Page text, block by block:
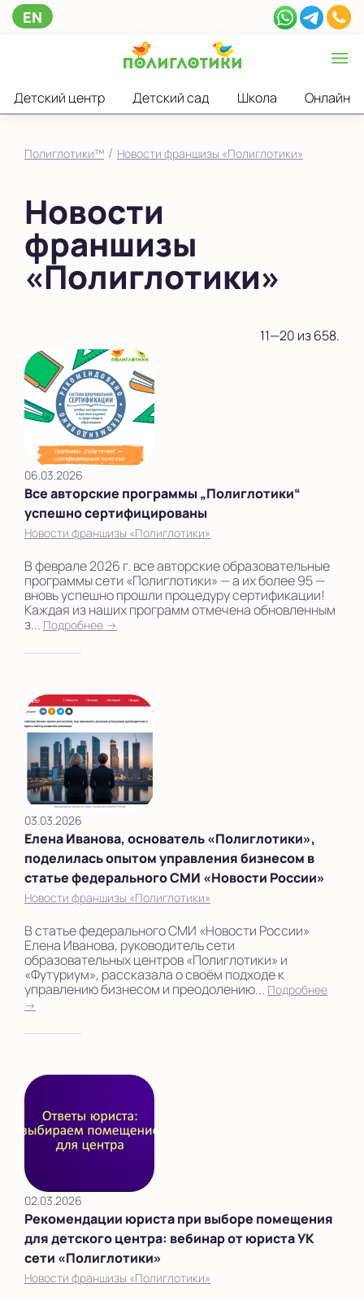
EN
Детский центр Детский сад Школа Онлайн
Полиглотики™ / Новости франшизы «Полиглотики»
Новости
франшизы
«Полиглотики»
11—20 из 658.
06.03.2026
Все авторские программы „Полиглотики“
успешно сертифицированы
Новости франшизы «Полиглотики»
В феврале 2026 г. все авторские образовательные
программы сети «Полиглотики» — а их более 95 —
вновь успешно прошли процедуру сертификации!
Каждая из наших программ отмечена обновленным
з... Подробнее →
03.03.2026
Елена Иванова, основатель «Полиглотики»,
поделилась опытом управления бизнесом в
статье федерального СМИ «Новости России»
Новости франшизы «Полиглотики»
В статье федерального СМИ «Новости России»
Елена Иванова, руководитель сети
образовательных центров «Полиглотики» и
«Футуриум», рассказала о своём подходе к
управлению бизнесом и преодолению... Подробнее
→
02.03.2026
Рекомендации юриста при выборе помещения
для детского центра: вебинар от юриста УК
сети «Полиглотики»
Новости франшизы «Полиглотики»